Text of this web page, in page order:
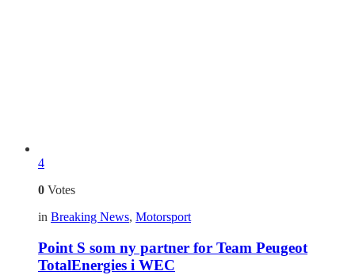
4
0 Votes
in Breaking News, Motorsport
Point S som ny partner for Team Peugeot
TotalEnergies i WEC